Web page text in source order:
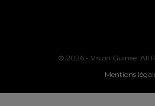
© 2026 - Vision Guinee. All
Mentions